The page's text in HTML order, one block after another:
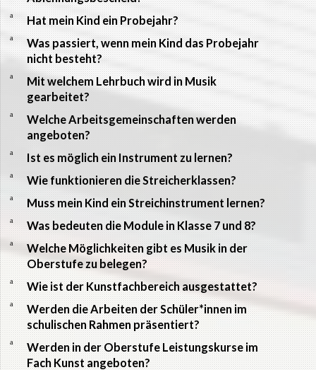
a Hat mein Kind ein Probejahr?
a
Was passiert, wenn mein Kind das Probejahr
nicht besteht?
a
Mit welchem Lehrbuch wird in Musik
gearbeitet?
a
Welche Arbeitsgemeinschaften werden
angeboten?
a Ist es möglich ein Instrument zu lernen?
a Wie funktionieren die Streicherklassen?
a Muss mein Kind ein Streichinstrument lernen?
a Was bedeuten die Module in Klasse 7 und 8?
a
Welche Möglichkeiten gibt es Musik in der
Oberstufe zu belegen?
a Wie ist der Kunstfachbereich ausgestattet?
a
Werden die Arbeiten der Schüler*innen im
schulischen Rahmen präsentiert?
a
Werden in der Oberstufe Leistungskurse im
Fach Kunst angeboten?